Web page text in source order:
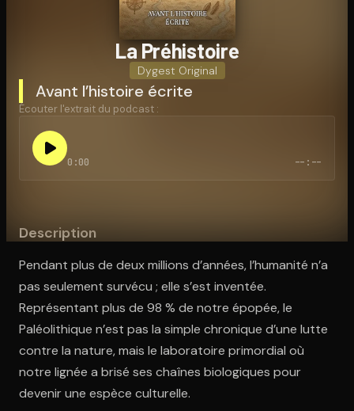
La Préhistoire
Dygest Original
Avant l’histoire écrite
Écouter l'extrait du podcast :
0:00 --:--
Description
Pendant plus de deux millions d’années, l’humanité n’a
pas seulement survécu ; elle s’est inventée.
Représentant plus de 98 % de notre épopée, le
Paléolithique n’est pas la simple chronique d’une lutte
contre la nature, mais le laboratoire primordial où
notre lignée a brisé ses chaînes biologiques pour
devenir une espèce culturelle.